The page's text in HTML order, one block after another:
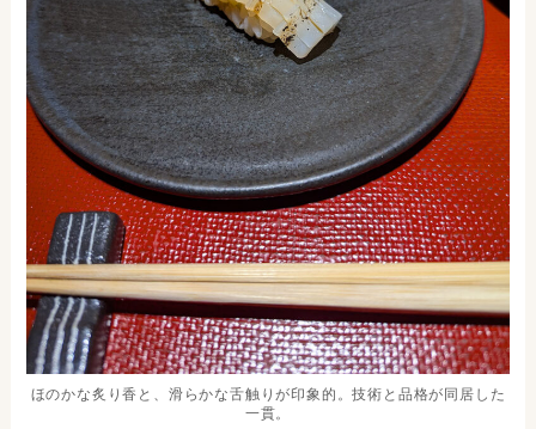
ほのかな炙り香と、滑らかな舌触りが印象的。技術と品格が同居した
一貫。